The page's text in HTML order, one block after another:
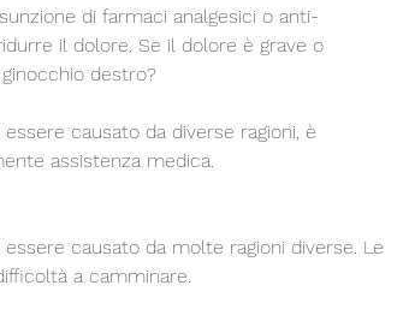
il dolore. Se il dolore è grave o
destro?
causato da diverse ragioni, è
assistenza medica.
causato da molte ragioni diverse. Le
a camminare.